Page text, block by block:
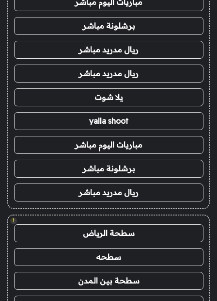
برشلونة مباشر
ريال مدريد مباشر
ريال مدريد مباشر
يلا شوت
yalla shoot
مباريات اليوم مباشر
برشلونة مباشر
ريال مدريد مباشر
!
سطحة الرياض
سطحه
سطحة بين المدن